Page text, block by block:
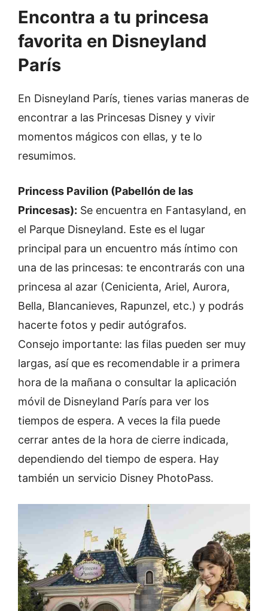
Encontra a tu princesa
favorita en Disneyland
París
En Disneyland París, tienes varias maneras de
encontrar a las Princesas Disney y vivir
momentos mágicos con ellas, y te lo
resumimos.
Princess Pavilion (Pabellón de las
Princesas): Se encuentra en Fantasyland, en
el Parque Disneyland. Este es el lugar
principal para un encuentro más íntimo con
una de las princesas: te encontrarás con una
princesa al azar (Cenicienta, Ariel, Aurora,
Bella, Blancanieves, Rapunzel, etc.) y podrás
hacerte fotos y pedir autógrafos.
Consejo importante: las filas pueden ser muy
largas, así que es recomendable ir a primera
hora de la mañana o consultar la aplicación
móvil de Disneyland París para ver los
tiempos de espera. A veces la fila puede
cerrar antes de la hora de cierre indicada,
dependiendo del tiempo de espera. Hay
también un servicio Disney PhotoPass.